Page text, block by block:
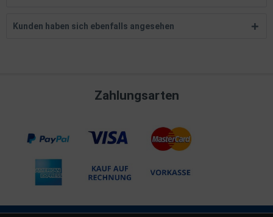
Kunden haben sich ebenfalls angesehen
Zahlungsarten